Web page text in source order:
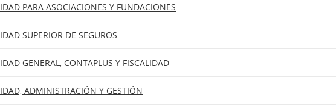
PARA ASOCIACIONES Y FUNDACIONES
SUPERIOR DE SEGUROS
GENERAL, CONTAPLUS Y FISCALIDAD
ADMINISTRACIÓN Y GESTIÓN